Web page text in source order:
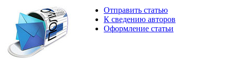
Отправить статью
К сведению авторов
Оформление статьи